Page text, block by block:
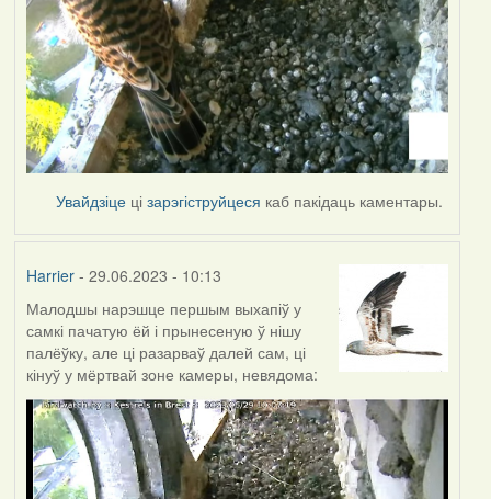
Увайдзіце цізарэгіструйцеся каб пакідаць каментары.
Harrier- 29.06.2023 - 10:13
Малодшы нарэшце першым выхапіў у
самкі пачатую ёй і прынесеную ў нішу
палёўку, але ці разарваў далей сам, ці
кінуў у мёртвай зоне камеры, невядома: